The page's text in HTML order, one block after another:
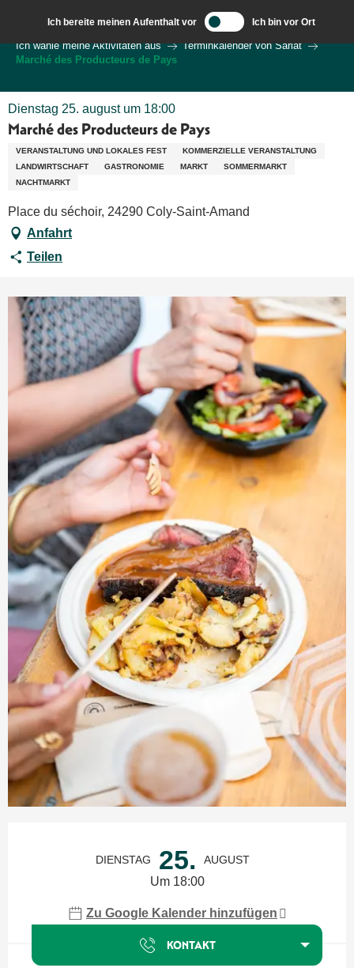
contenu
principal
Ich bereite meinen Aufenthalt vor Ich bin vor Ort
Ich wähle meine Aktivitäten aus
Terminkalender von Sarlat
Marché des Producteurs de Pays
Dienstag 25. august um 18:00
Marché des Producteurs de Pays
VERANSTALTUNG UND LOKALES FEST
KOMMERZIELLE VERANSTALTUNG
LANDWIRTSCHAFT
GASTRONOMIE MARKT
SOMMERMARKT
NACHTMARKT
Place du séchoir, 24290 Coly-Saint-Amand
Anfahrt
Teilen
DIENSTAG 25. AUGUST
Um 18:00
Zu Google Kalender hinzufügen
KONTAKT